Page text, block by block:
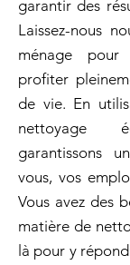
garantir des
Laissez-nous
ménage pour
profiter
de vie. En
nettoyage
garantissons
vous, vos
Vous avez des
matière de
là pour y